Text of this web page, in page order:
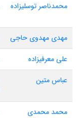
محمدناصر توسلیزاده
مهدی مهدوی حاجی
علی معرفیزاده
عباس متین
محمد محمدی